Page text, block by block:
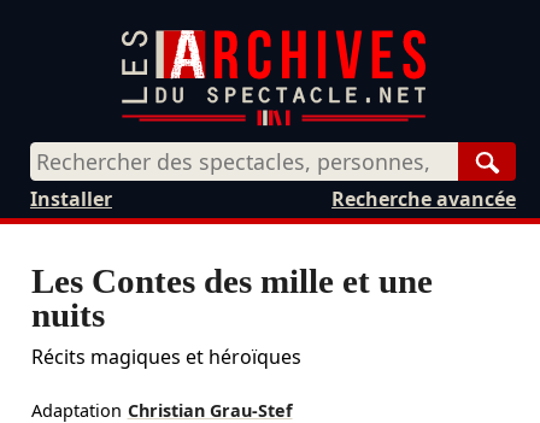
Recherche avancée
Installer
Les Contes des mille et une
nuits
Récits magiques et héroïques
Adaptation Christian Grau-Stef